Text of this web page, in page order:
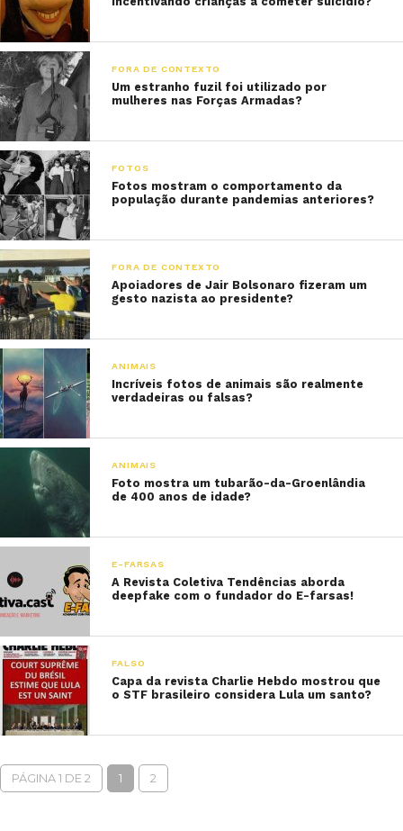
FORA DE CONTEXTO
Um estranho fuzil foi utilizado por
mulheres nas Forças Armadas?
FOTOS
Fotos mostram o comportamento da
população durante pandemias anteriores?
FORA DE CONTEXTO
Apoiadores de Jair Bolsonaro fizeram um
gesto nazista ao presidente?
ANIMAIS
Incríveis fotos de animais são realmente
verdadeiras ou falsas?
ANIMAIS
Foto mostra um tubarão-da-Groenlândia
de 400 anos de idade?
E-FARSAS
A Revista Coletiva Tendências aborda
deepfake com o fundador do E-farsas!
FALSO
Capa da revista Charlie Hebdo mostrou que
o STF brasileiro considera Lula um santo?
PÁGINA 1 DE 2 1 2